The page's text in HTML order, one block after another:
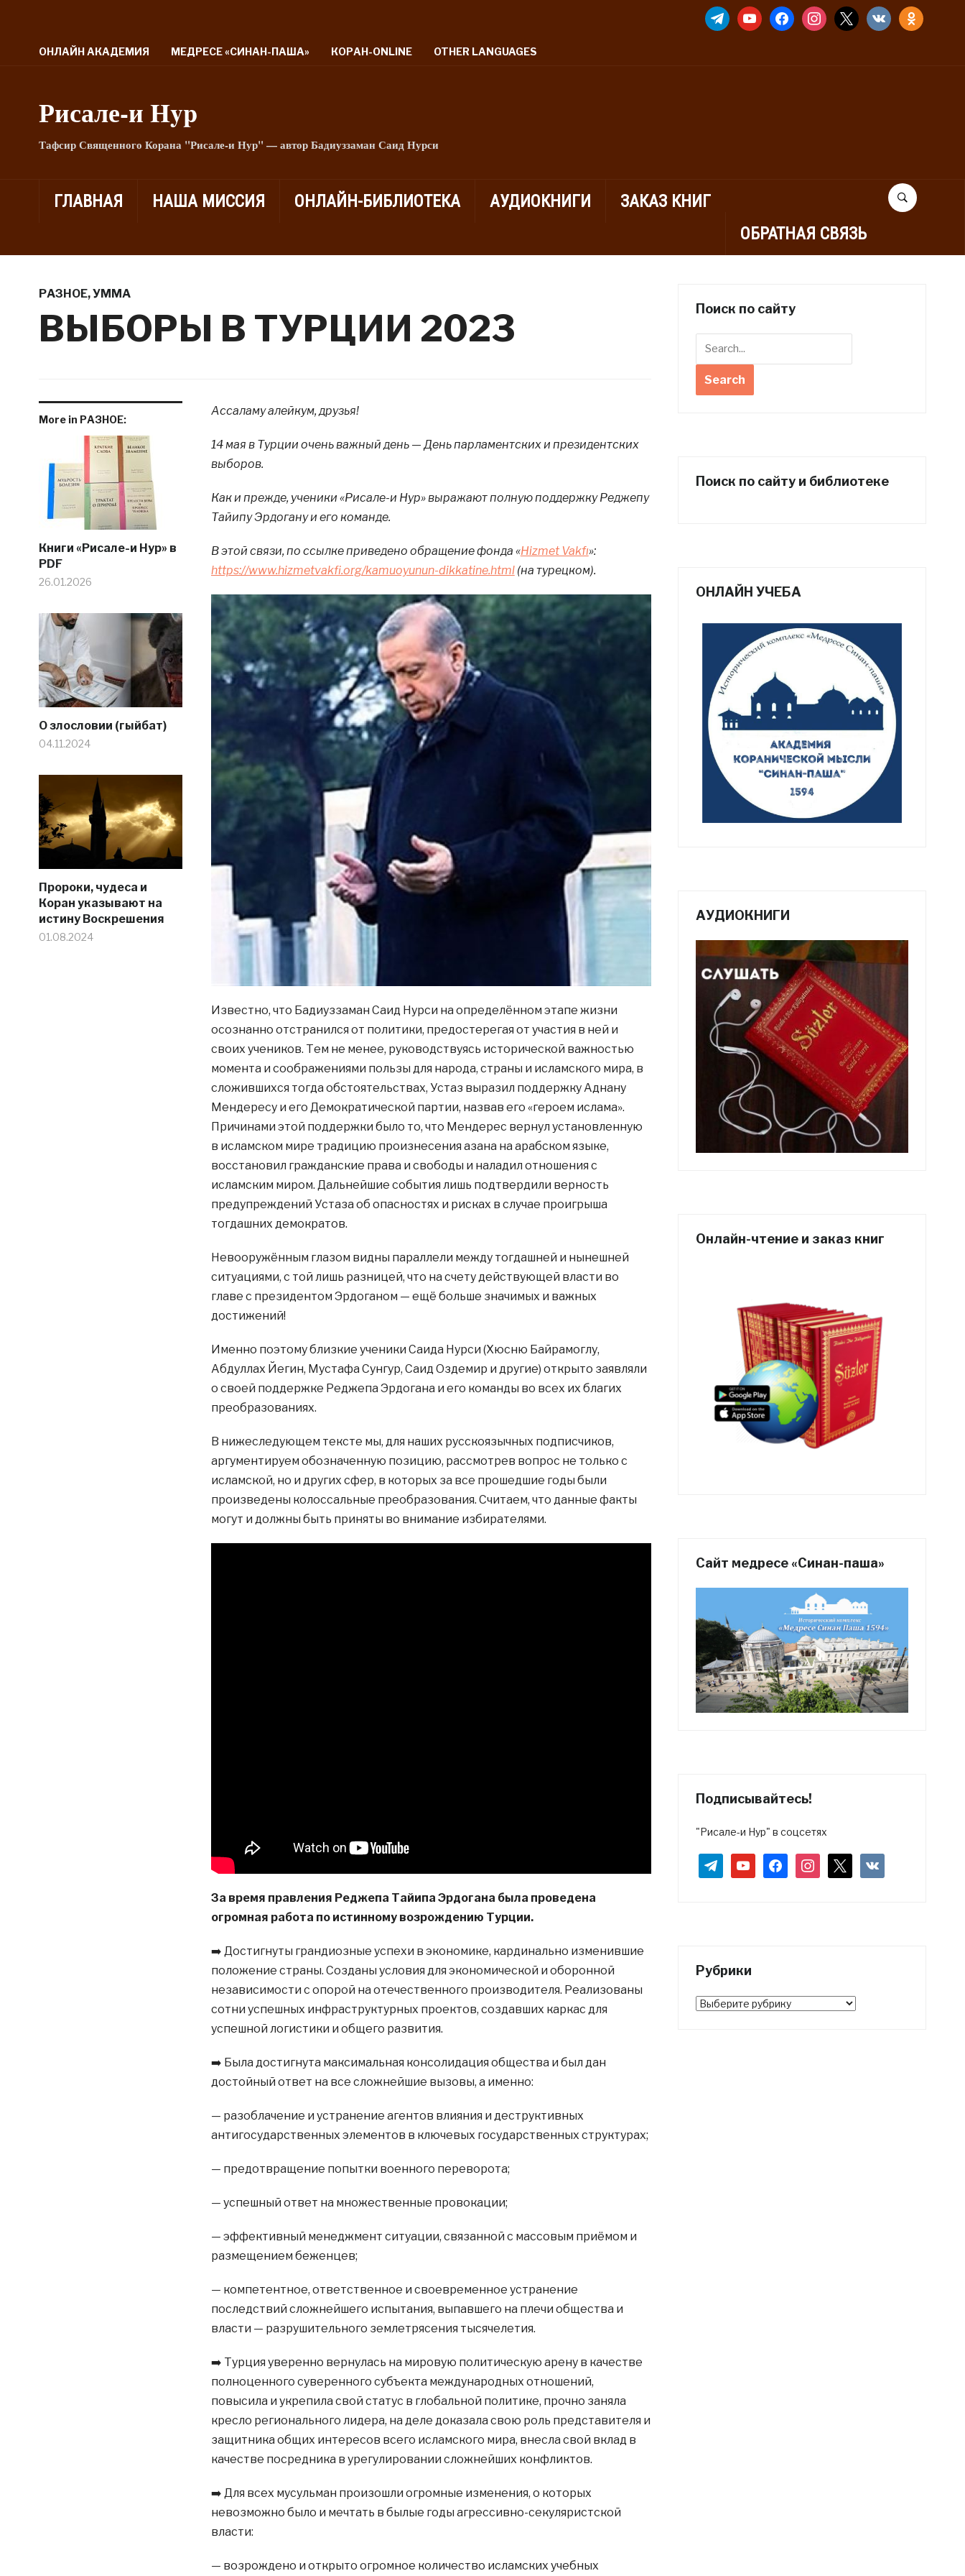
TELEGRAMYOUTUBEFACEBOOKINSTAGRAM
X VKONTAKTE
ОНЛАЙН АКАДЕМИЯ МЕДРЕСЕ «СИНАН-ПАША» КОРАН-ONLINE OTHER LANGUAGES
Рисале-и Hyp
Тафсир Священного Корана "Рисале-и Нур" — автор Бадиуззаман Саид Нурси
ГЛАВНАЯ НАША МИССИЯ ОНЛАЙН-БИБЛИОТЕКА АУДИОКНИГИ
ЗАКАЗ КНИГ
ОБРАТНАЯ СВЯЗЬ
РАЗНОЕ,УММА
ВЫБОРЫ В ТУРЦИИ 2023
More in РАЗНОЕ:
Книги «Рисале-и Нур» в
PDF
26.01.2026
О злословии (гыйбат)
04.11.2024
Пророки, чудеса и
Коран указывают на
истину Воскрешения
01.08.2024
Ассаламу алейкум, друзья!
14 мая в Турции очень важный день — День парламентских и президентских
выборов.
Как и прежде, ученики «Рисале-и Нур» выражают полную поддержку Реджепу
Тайипу Эрдогану и его команде.
В этой связи, по ссылке приведено обращение фонда «Hizmet Vakfı»:
https://www.hizmetvakfi.org/kamuoyunun-dikkatine.html(на турецком).
Известно, что Бадиуззаман Саид Нурси на определённом этапе жизни
осознанно отстранился от политики, предостерегая от участия в ней и
своих учеников. Тем не менее, руководствуясь исторической важностью
момента и соображениями пользы для народа, страны и исламского мира, в
сложившихся тогда обстоятельствах, Устаз выразил поддержку Аднану
Мендересу и его Демократической партии, назвав его «героем ислама».
Причинами этой поддержки было то, что Мендерес вернул установленную
в исламском мире традицию произнесения азана на арабском языке,
восстановил гражданские права и свободы и наладил отношения с
исламским миром. Дальнейшие события лишь подтвердили верность
предупреждений Устаза об опасностях и рисках в случае проигрыша
тогдашних демократов.
Невооружённым глазом видны параллели между тогдашней и нынешней
ситуациями, с той лишь разницей, что на счету действующей власти во
главе с президентом Эрдоганом — ещё больше значимых и важных
достижений!
Именно поэтому близкие ученики Саида Нурси (Хюсню Байрамоглу,
Абдуллах Йегин, Мустафа Сунгур, Саид Оздемир и другие) открыто заявляли
о своей поддержке Реджепа Эрдогана и его команды во всех их благих
преобразованиях.
В нижеследующем тексте мы, для наших русскоязычных подписчиков,
аргументируем обозначенную позицию, рассмотрев вопрос не только с
исламской, но и других сфер, в которых за все прошедшие годы были
произведены колоссальные преобразования. Считаем, что данные факты
могут и должны быть приняты во внимание избирателями.
За время правления Реджепа Тайипа Эрдогана была проведена
огромная работа по истинному возрождению Турции.
➡️ Достигнуты грандиозные успехи в экономике, кардинально изменившие
положение страны. Созданы условия для экономической и оборонной
независимости с опорой на отечественного производителя. Реализованы
сотни успешных инфраструктурных проектов, создавших каркас для
успешной логистики и общего развития.
➡️ Была достигнута максимальная консолидация общества и был дан
достойный ответ на все сложнейшие вызовы, а именно:
— разоблачение и устранение агентов влияния и деструктивных
антигосударственных элементов в ключевых государственных структурах;
— предотвращение попытки военного переворота;
— успешный ответ на множественные провокации;
— эффективный менеджмент ситуации, связанной с массовым приёмом и
размещением беженцев;
— компетентное, ответственное и своевременное устранение
последствий сложнейшего испытания, выпавшего на плечи общества и
власти — разрушительного землетрясения тысячелетия.
➡️ Турция уверенно вернулась на мировую политическую арену в качестве
полноценного суверенного субъекта международных отношений,
повысила и укрепила свой статус в глобальной политике, прочно заняла
кресло регионального лидера, на деле доказала свою роль представителя и
защитника общих интересов всего исламского мира, внесла свой вклад в
качестве посредника в урегулировании сложнейших конфликтов.
➡️ Для всех мусульман произошли огромные изменения, о которых
невозможно было и мечтать в былые годы агрессивно-секуляристской
власти:
— возрожденo и открытo огромное количество исламских учебных
Поиск по сайту
Поиск по сайту и библиотеке
ОНЛАЙН УЧЕБА
АУДИОКНИГИ
Онлайн-чтение и заказ книг
Сайт медресе «Синан-паша»
Подписывайтесь!
"Рисале-и Нур" в соцсетях
telegramyoutubefacebookinstagram vkontakte
Рубрики
Рубрики